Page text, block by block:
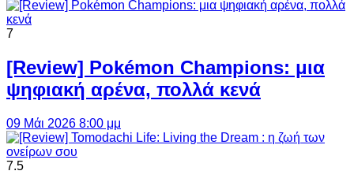
7
[Review] Pokémon Champions: μια
ψηφιακή αρένα, πολλά κενά
09 Μάι 2026 8:00 μμ
7.5